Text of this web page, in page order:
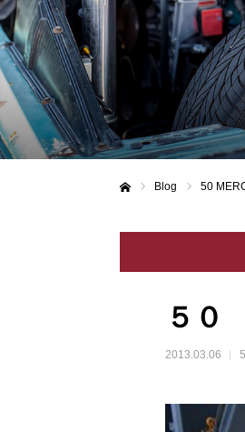
Blog 50
５０
2013.03.06